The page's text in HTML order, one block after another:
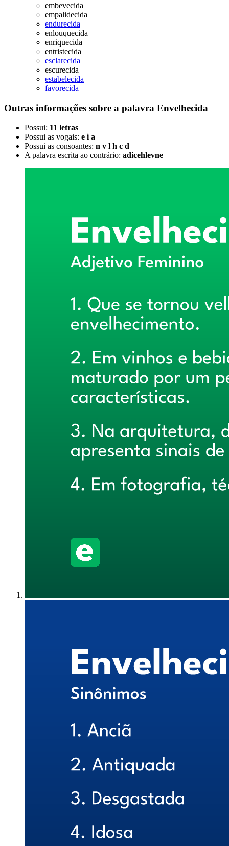
embevecida
empalidecida
endurecida
enlouquecida
enriquecida
entristecida
esclarecida
escurecida
estabelecida
favorecida
Outras informações sobre a palavra Envelhecida
Possui: 11 letras
Possui as vogais: e i a
Possui as consoantes: n v l h c d
A palavra escrita ao contrário: adicehlevne